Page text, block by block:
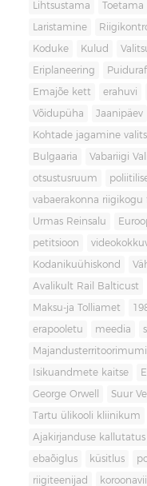
Lihtsustama Toetama
Laristamine
Koduke Kulud
Eriplaneering
Emajõe kett erahuvi
Võidupüha Jaanipäev
Kohtade jagamine
Bulgaaria Vabariigi
otsustusruum
vabaerakonna riigikogu
Urmas Reinsalu
petitsioon
Kodanikuühiskond
Avalikult Rail Balticust
Maksu-ja Tolliamet
erapooletu meedia
Isikuandmete kaitse
George Orwell Suur
Tartu ülikooli kliinikum
Ajakirjanduse kallutatus
ebaõiglus küsitlus
riigiteenijad